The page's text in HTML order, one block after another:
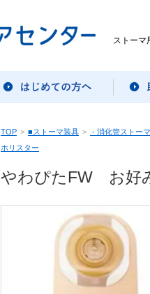
ストーマ
TOP > ■ストーマ装具 >
- 消化管ストー
ホリスター
やわぴたFW お好